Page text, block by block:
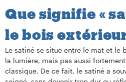
Que signifie «
le bois
Le satiné se situe entre le mat et le
la lumière, mais pas aussi
classique. De ce fait, le satiné a